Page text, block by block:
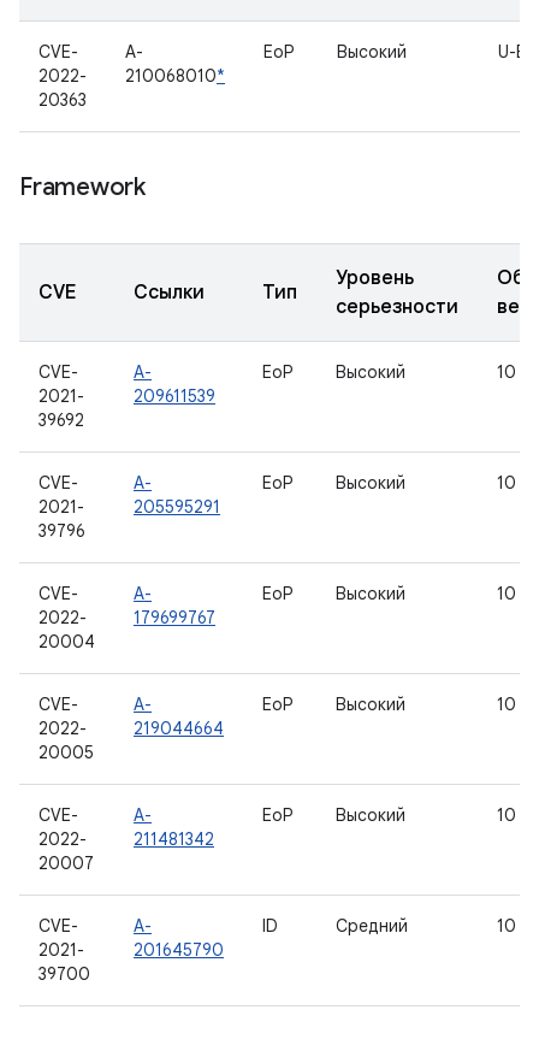
CVE-
2022-
20363
A-
210068010*
EoP Высокий U-
Framework
CVE Ссылки Тип
Уровень
серьезности
CVE-
2021-
39692
A-
209611539
EoP Высокий 10
CVE-
2021-
39796
A-
205595291
EoP Высокий 10
CVE-
2022-
20004
A-
179699767
EoP Высокий 10
CVE-
2022-
20005
A-
219044664
EoP Высокий 10
CVE-
2022-
20007
A-
211481342
EoP Высокий 10
CVE-
2021-
39700
A-
201645790
ID Средний 10